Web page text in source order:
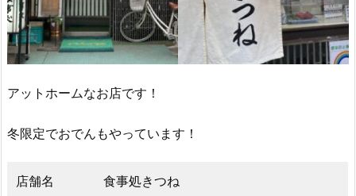
アットホームなお店です！
冬限定でおでんもやっています！
店舗名 食事処きつね